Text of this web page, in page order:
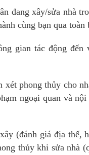
đang xây/sửa nhà
cùng bạn qua toàn
gian tác động đến
phong thủy cho
ngoại quan và
(đánh giá địa thế,
thủy khi sửa nhà